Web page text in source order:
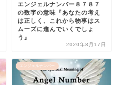
エンジェルナンバー８７８７
の数字の意味『あなたの考え
は正しく、これから物事はス
ムーズに進んでいくでしょ
う』
2020年8月17日
エンジェルナンバー